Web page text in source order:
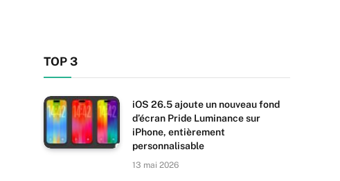
TOP 3
iOS 26.5 ajoute un nouveau fond
d’écran Pride Luminance sur
iPhone, entièrement
personnalisable
13 mai 2026